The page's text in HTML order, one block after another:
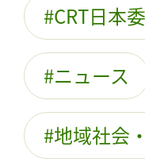
CRT日本
ニュース
地域社会